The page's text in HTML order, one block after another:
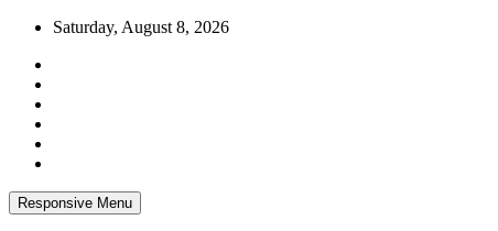
Skip
content
Saturday, August 8, 2026
Responsive Menu